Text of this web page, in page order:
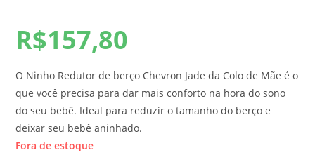
R$157,80
O Ninho Redutor de berço Chevron Jade da Colo de Mãe é o
que você precisa para dar mais conforto na hora do sono
do seu bebê. Ideal para reduzir o tamanho do berço e
deixar seu bebê aninhado.
Fora de estoque